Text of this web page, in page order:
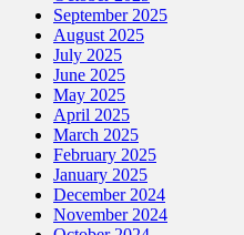
September 2025
August 2025
July 2025
June 2025
May 2025
April 2025
March 2025
February 2025
January 2025
December 2024
November 2024